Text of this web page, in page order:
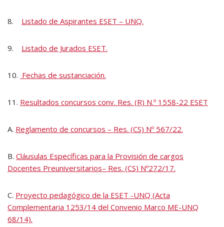
8. Listado de Aspirantes ESET – UNQ.
9. Listado de Jurados ESET.
10. Fechas de sustanciación.
11. Resultados concursos conv. Res. (R) N.º 1558-22 ESET
A. Reglamento de concursos – Res. (CS) Nº 567/22.
B. Cláusulas Específicas para la Provisión de cargos
Docentes Preuniversitarios– Res. (CS) Nº272/17.
C. Proyecto pedagógico de la ESET -UNQ (Acta
Complementaria 1253/14 del Convenio Marco ME-UNQ
68/14).